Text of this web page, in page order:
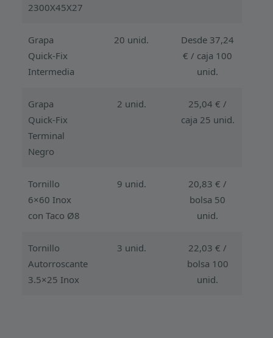
2300X45X27
Grapa
Quick-Fix
Intermedia
20 unid.
Desde 37,24
€ / caja 100
unid.
Grapa
Quick-Fix
Terminal
Negro
2 unid.
25,04 € /
caja 25 unid.
Tornillo
6×60 Inox
con Taco Ø8
9 unid.
20,83 € /
bolsa 50
unid.
Tornillo
Autorroscante
3.5×25 Inox
3 unid.
22,03 € /
bolsa 100
unid.